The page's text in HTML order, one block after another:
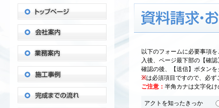
以下のフォームに必要事項
入後、ページ最下部の【確
確認の後、【送信】ボタン
※は必須項目ですので、必ず
ご注意： 半角カナは文字化
アクトを知ったきっか